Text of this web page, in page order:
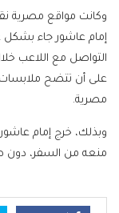
وكانت مواقع مصرية
إمام عاشور جاء بشكل
التواصل مع اللاعب
على أن تتضح ملابسات
مصرية.
وبذلك، خرج إمام
منعه من السفر، دون